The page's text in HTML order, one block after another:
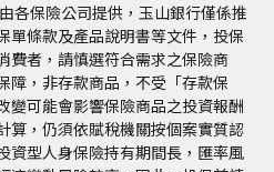
各保險公司提供，玉山銀行僅係推
單條款及產品說明書等文件，投保
費者，請慎選符合需求之保險商
障，非存款商品，不受「存款保
變可能會影響保險商品之投資報酬
算，仍須依賦稅機關按個案實質認
資型人身保險持有期間長，匯率風